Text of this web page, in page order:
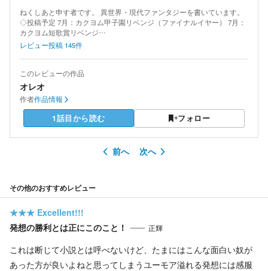
ねくしあと申す者です。 異世界・現代ファンタジーを書いています。
◇投稿予定 7月：カクヨム甲子園リベンジ（ファイナルイヤー） 7月：
カクヨム短歌賞リベンジ…
レビュー投稿 145件
このレビューの作品
オレオ
作者作品情報
1話目から読む フォロー
前へ 次へ
その他のおすすめレビュー
★★★ Excellent!!!
発想の勝利とは正にこのこと！
正輝
これは断じて小説とは呼べないけど、たまにはこんな面白い奴が
あった方が良いよねと思ってしまうユーモア溢れる発想には感服